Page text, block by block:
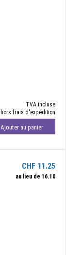
TVA incluse
hors frais d'expédition
Ajouter au panier
CHF 11.25
au lieu de 16.10